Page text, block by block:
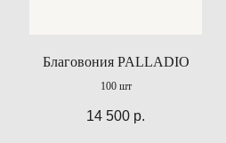
Благовония PALLADIO
100 шт
14 500 р.